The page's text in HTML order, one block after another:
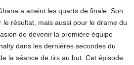
a atteint les quarts de finale. Son
résultat, mais aussi pour le drame du
de devenir la première équipe
dans les dernières secondes du
la séance de tirs au but. Cet épisode